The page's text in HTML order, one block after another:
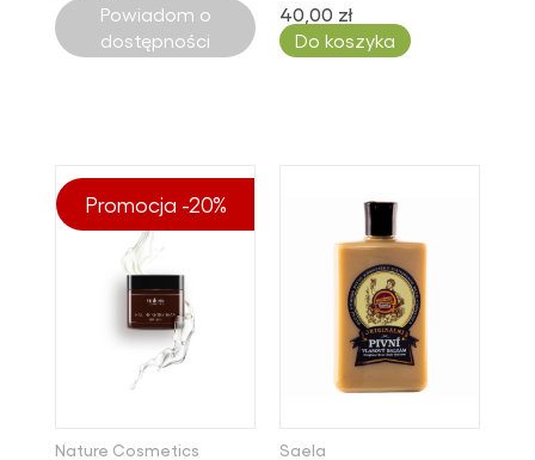
Powiadom o
dostępności
40,00 zł
Do koszyka
Promocja -20%
Nature Cosmetics Saela